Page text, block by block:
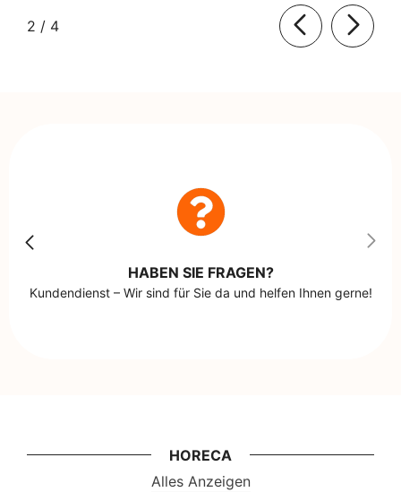
2 / von
4
HABEN SIE FRAGEN?
Kundendienst – Wir sind für Sie da und helfen Ihnen gerne!
HORECA
Alles Anzeigen